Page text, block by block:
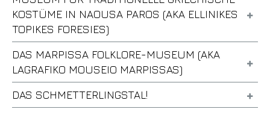
KOSTÜME IN NAOUSA PAROS (AKA ELLINIKES
TOPIKES FORESIES)
DAS MARPISSA FOLKLORE-MUSEUM (AKA
LAGRAFIKO MOUSEIO MARPISSAS)
DAS SCHMETTERLINGSTAL!